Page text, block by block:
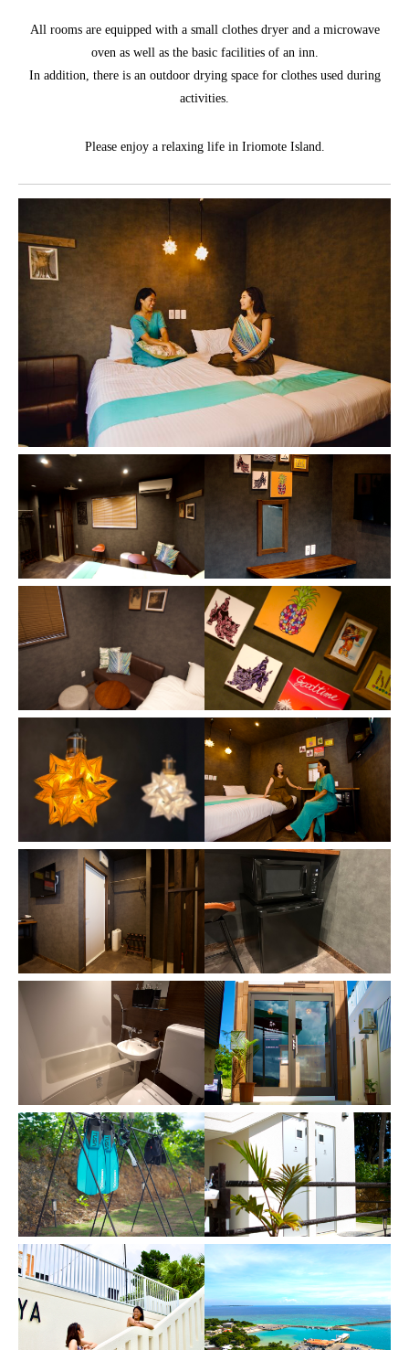
All rooms are equipped with a small clothes dryer and a microwave
oven as well as the basic facilities of an inn.
In addition, there is an outdoor drying space for clothes used during
activities.
Please enjoy a relaxing life in Iriomote Island.